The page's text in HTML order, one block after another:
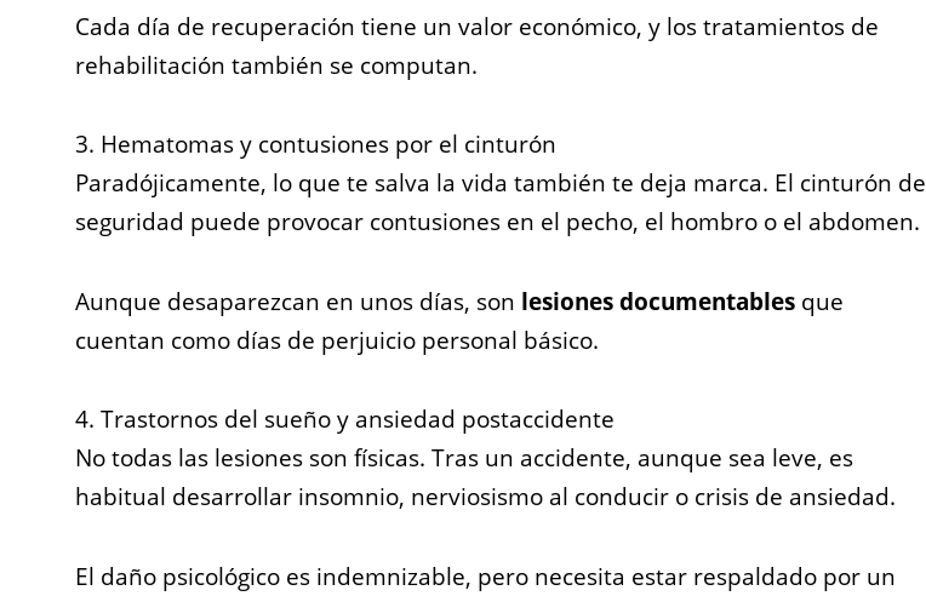
Cada día de recuperación tiene un valor económico, y los tratamientos de
rehabilitación también se computan.
3. Hematomas y contusiones por el cinturón
Paradójicamente, lo que te salva la vida también te deja marca. El cinturón de
seguridad puede provocar contusiones en el pecho, el hombro o el abdomen.
Aunque desaparezcan en unos días, son lesiones documentables que
cuentan como días de perjuicio personal básico.
4. Trastornos del sueño y ansiedad postaccidente
No todas las lesiones son físicas. Tras un accidente, aunque sea leve, es
habitual desarrollar insomnio, nerviosismo al conducir o crisis de ansiedad.
El daño psicológico es indemnizable, pero necesita estar respaldado por un